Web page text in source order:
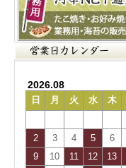
2026.08
日 月 火 水 木
2
3 4 5 6
9
10 11 12 13